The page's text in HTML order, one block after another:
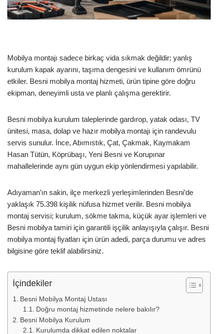
Mobilya montajı sadece birkaç vida sıkmak değildir; yanlış
kurulum kapak ayarını, taşıma dengesini ve kullanım ömrünü
etkiler. Besni mobilya montaj hizmeti, ürün tipine göre doğru
ekipman, deneyimli usta ve planlı çalışma gerektirir.
Besni mobilya kurulum taleplerinde gardırop, yatak odası, TV
ünitesi, masa, dolap ve hazır mobilya montajı için randevulu
servis sunulur. İnce, Abımıstık, Çat, Çakmak, Kaymakam
Hasan Tütün, Köprübaşı, Yeni Besni ve Korupınar
mahallelerinde aynı gün uygun ekip yönlendirmesi yapılabilir.
Adıyaman’ın sakin, ilçe merkezli yerleşimlerinden Besni’de
yaklaşık 75.398 kişilik nüfusa hizmet verilir. Besni mobilya
montaj servisi; kurulum, sökme takma, küçük ayar işlemleri ve
Besni mobilya tamiri için garantili işçilik anlayışıyla çalışır. Besni
mobilya montaj fiyatları için ürün adedi, parça durumu ve adres
bilgisine göre teklif alabilirsiniz.
İçindekiler
Besni Mobilya Montaj Ustası
Doğru montaj hizmetinde nelere bakılır?
Besni Mobilya Kurulum
Kurulumda dikkat edilen noktalar